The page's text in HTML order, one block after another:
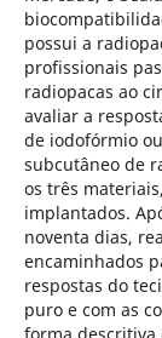
possui a
profissionais
radiopacas ao
avaliar a
de iodofórmio
subcutâneo de
os três
implantados.
noventa dias,
encaminhados
respostas do
puro e com as